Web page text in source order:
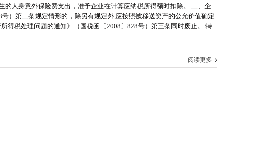
人身意外保险费支出，准予企业在计算应纳税所得额时扣除。 二、企
）第二条规定情形的，除另有规定外,应按照被移送资产的公允价值确定
得税处理问题的通知》（国税函〔2008〕828号）第三条同时废止。 特
阅读更多